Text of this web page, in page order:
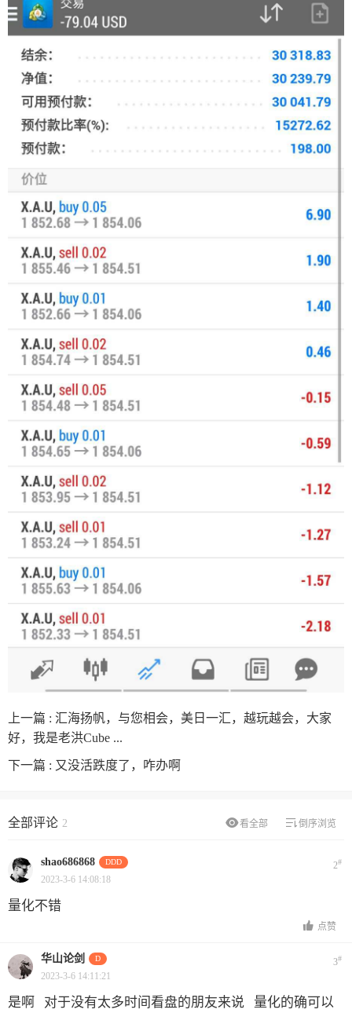
上一篇 : 汇海扬帆，与您相会，美日一汇，越玩越会，大家
好，我是老洪Cube ...
下一篇 : 又没活跌度了，咋办啊
看全部 倒序浏览
全部评论 2
shao686868 DDD 2#
2023-3-6 14:08:18
量化不错
点赞
华山论剑 D 3#
2023-3-6 14:11:21
是啊 对于没有太多时间看盘的朋友来说 量化的确可以